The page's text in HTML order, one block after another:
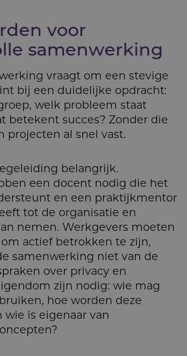
voor
samenwer­king
vraagt om een stevige
bij een duidelijke opdracht:
welk probleem staat
betekent succes? Zonder die
projecten al snel vast.
belangrijk.
een docent nodig die het
en een praktijkmentor
tot de organisatie en
nemen. Werkgevers moeten
actief betrokken te zijn,
samenwerking niet van de
over privacy en
zijn nodig: wie mag
hoe worden deze
is eigenaar van